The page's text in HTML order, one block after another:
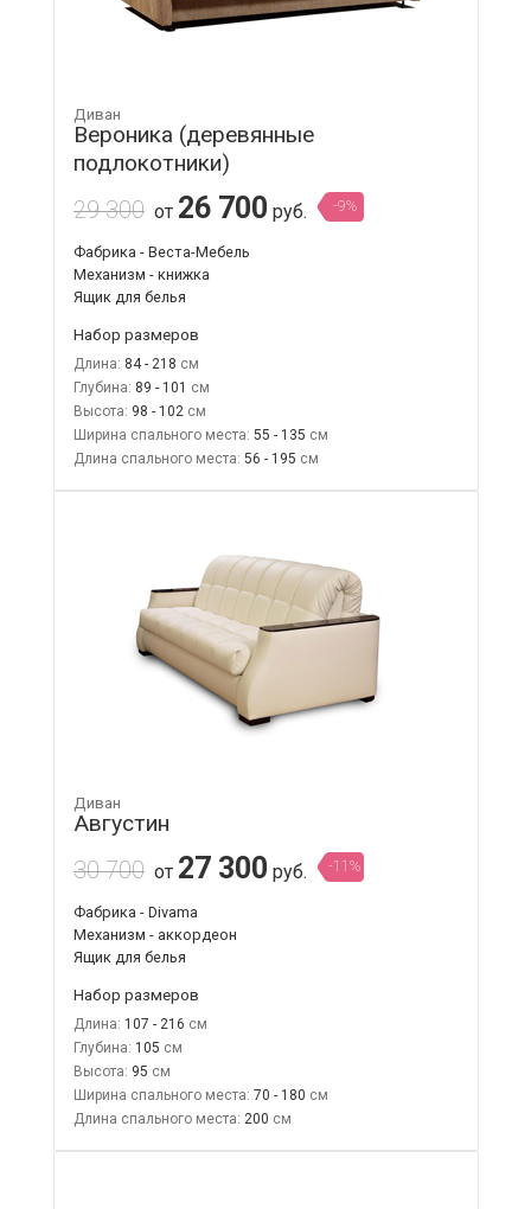
Диван
Вероника (деревянные
подлокотники)
29 300 от 26 700 руб. -9%
Фабрика - Веста-Мебель
Механизм - книжка
Ящик для белья
Набор размеров
Длина: 84 - 218
Глубина: 89 - 101
Высота: 98 - 102
Ширина спального места: 55 - 135
Длина спального места: 56 - 195
Диван
Августин
30 700 от 27 300 руб. -11%
Фабрика - Divama
Механизм - аккордеон
Ящик для белья
Набор размеров
Длина: 107 - 216
Глубина: 105
Высота: 95
Ширина спального места: 70 - 180
Длина спального места: 200